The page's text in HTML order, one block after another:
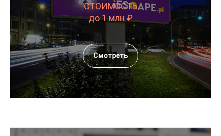
СТОИМОСТЬ
до 1 млн ₽
Смотреть